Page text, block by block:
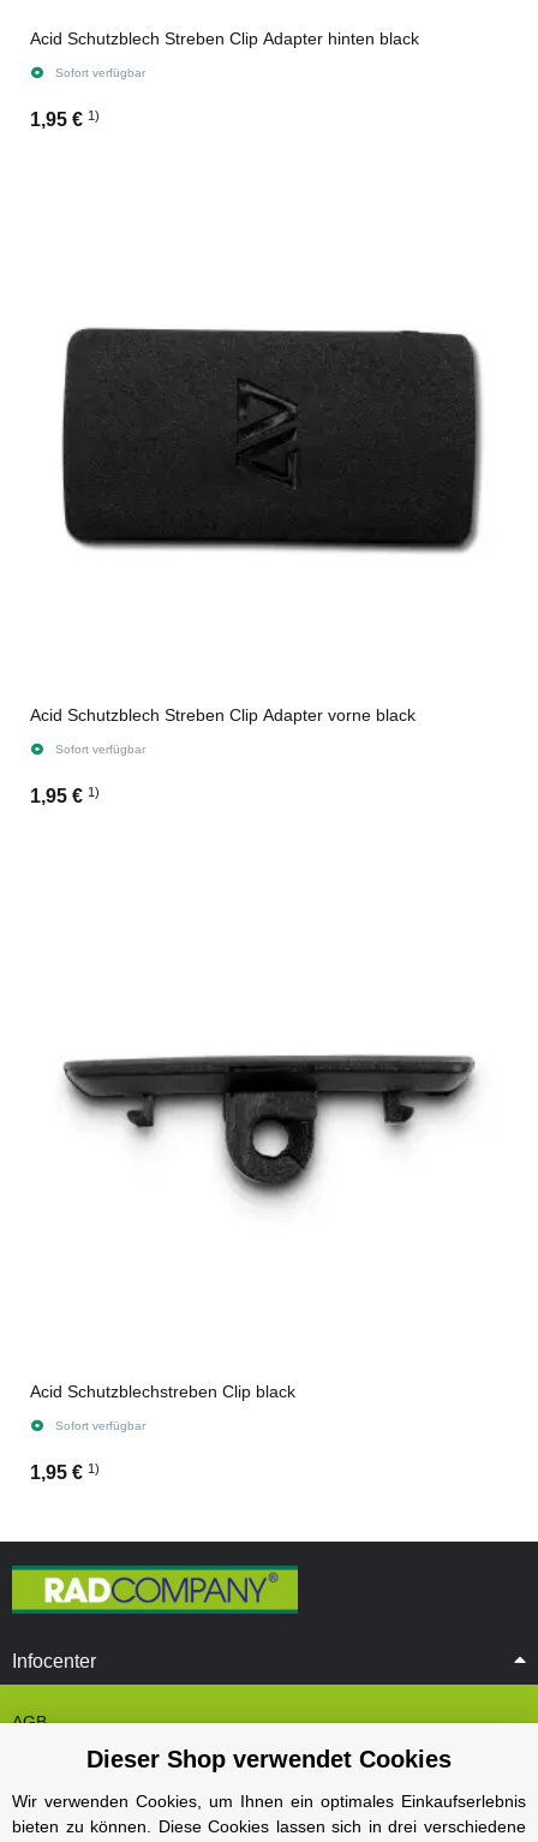
Acid Schutzblech Streben Clip Adapter hinten black
Sofort verfügbar
1,95 € 1)
Acid Schutzblech Streben Clip Adapter vorne black
Sofort verfügbar
1,95 € 1)
Acid Schutzblechstreben Clip black
Sofort verfügbar
1,95 € 1)
Infocenter
AGB
Cookie Einstelungen
Datenschutz
Impressum
Dieser Shop verwendet Cookies
Wir verwenden Cookies, um Ihnen ein optimales Einkaufserlebnis
bieten zu können. Diese Cookies lassen sich in drei verschiedene